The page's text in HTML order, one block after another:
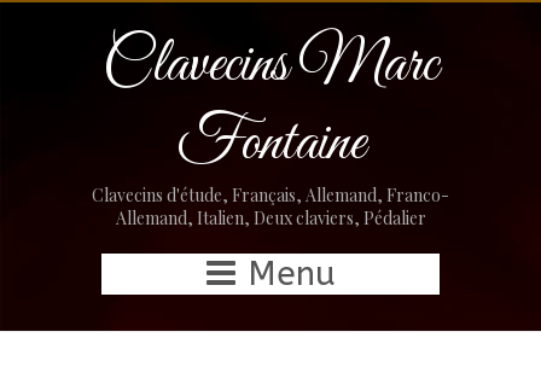
Clavecins Marc
Fontaine
Clavecins d'étude, Français, Allemand, Franco-
Allemand, Italien, Deux claviers, Pédalier
Menu